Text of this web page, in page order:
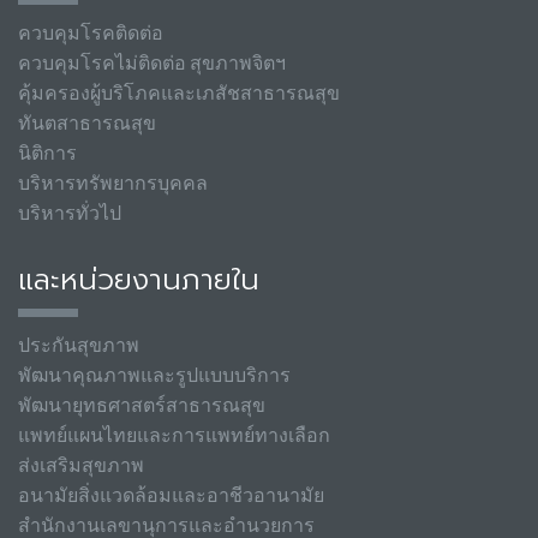
ควบคุมโรคติดต่อ
ควบคุมโรคไม่ติดต่อ สุขภาพจิตฯ
คุ้มครองผู้บริโภคและเภสัชสาธารณสุข
ทันตสาธารณสุข
นิติการ
บริหารทรัพยากรบุคคล
บริหารทั่วไป
และหน่วยงานภายใน
ประกันสุขภาพ
พัฒนาคุณภาพและรูปแบบบริการ
พัฒนายุทธศาสตร์สาธารณสุข
แพทย์แผนไทยและการแพทย์ทางเลือก
ส่งเสริมสุขภาพ
อนามัยสิ่งแวดล้อมและอาชีวอานามัย
สำนักงานเลขานุการและอำนวยการ